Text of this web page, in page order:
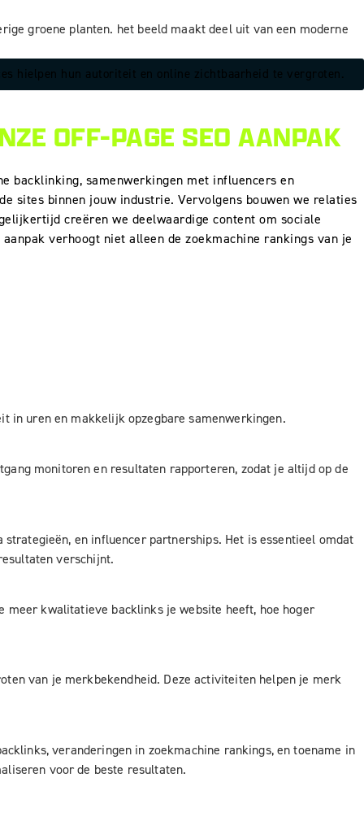
hielpen hun autoriteit en online zichtbaarheid te vergroten.
OFF-PAGE SEO AANPAK
backlinking, samenwerkingen met influencers en
sites binnen jouw industrie. Vervolgens bouwen we relaties
creëren we deelwaardige content om sociale
verhoogt niet alleen de zoekmachine rankings van je
in uren en makkelijk opzegbare samenwerkingen.
monitoren en resultaten rapporteren, zodat je altijd op de
en influencer partnerships. Het is essentieel omdat
verschijnt.
meer kwalitatieve backlinks je website heeft, hoe hoger
van je merkbekendheid. Deze activiteiten helpen je merk
veranderingen in zoekmachine rankings, en toename in
voor de beste resultaten.